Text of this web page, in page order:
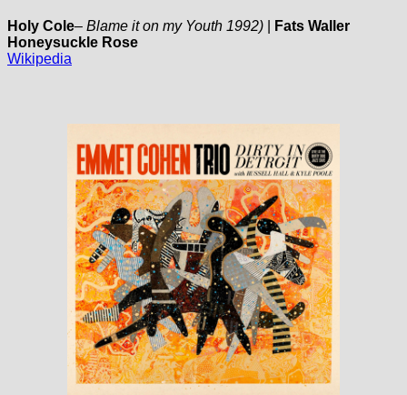
Holy Cole– Blame it on my Youth 1992)
Fats Waller
Honeysuckle Rose
Wikipedia